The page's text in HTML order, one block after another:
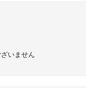
いません